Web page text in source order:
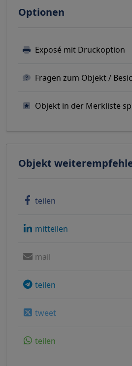
Optionen
Exposé mit Druckoption
Fragen zum Objekt /
Objekt in der Merkliste
Objekt
teilen
mitteilen
mail
teilen
tweet
teilen